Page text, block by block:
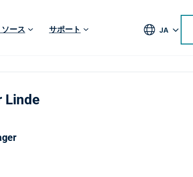
ソース サポート
JA
BR
Linde